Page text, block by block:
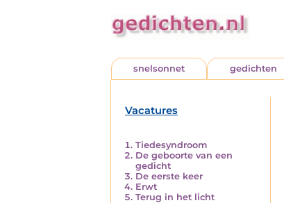
snelsonnet gedichten
Vacatures
Tiedesyndroom
De geboorte van een
gedicht
De eerste keer
Erwt
Terug in het licht